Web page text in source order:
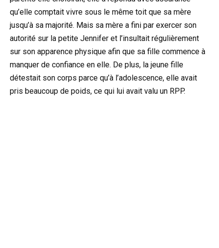
qu’elle comptait vivre sous le même toit que sa mère
jusqu’à sa majorité. Mais sa mère a fini par exercer son
autorité sur la petite Jennifer et l’insultait régulièrement
sur son apparence physique afin que sa fille commence à
manquer de confiance en elle. De plus, la jeune fille
détestait son corps parce qu’à l’adolescence, elle avait
pris beaucoup de poids, ce qui lui avait valu un RPP.